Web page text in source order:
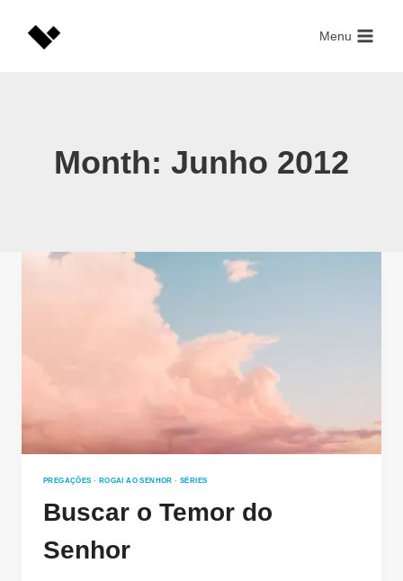
Menu
Month: Junho 2012
PREGAÇÕES · ROGAI AO SENHOR ·SÉRIES
Buscar o Temor do
Senhor